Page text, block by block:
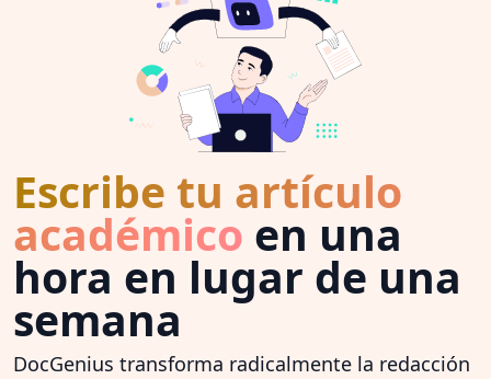
Escribe tu artículo
académico en una
hora en lugar de una
semana
DocGenius transforma radicalmente la redacción